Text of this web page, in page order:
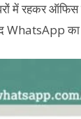
में रहकर ऑफिस
WhatsApp